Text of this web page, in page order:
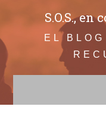
S.O.S.,
EL